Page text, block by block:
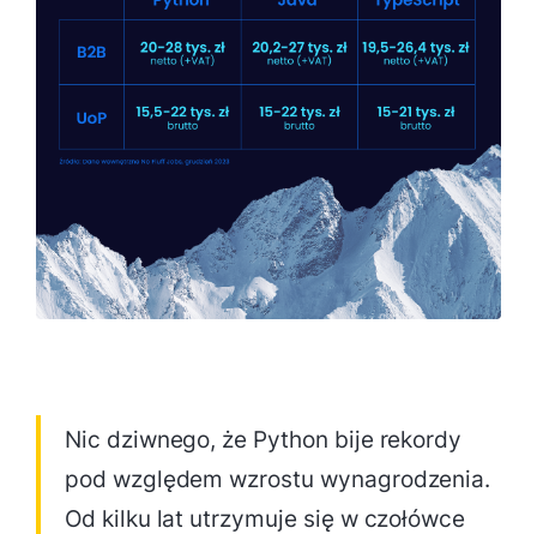
Nic dziwnego, że Python bije rekordy
pod względem wzrostu wynagrodzenia.
Od kilku lat utrzymuje się w czołówce